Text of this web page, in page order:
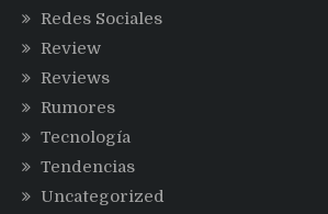
Redes Sociales
Review
Reviews
Rumores
Tecnología
Tendencias
Uncategorized